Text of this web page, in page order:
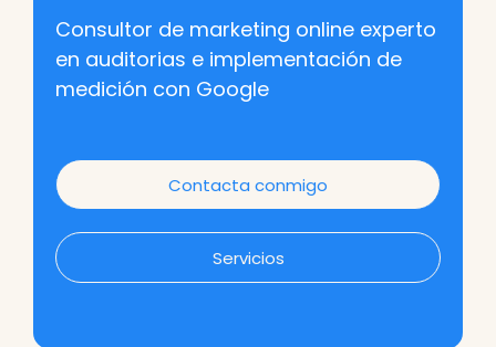
Consultor de marketing online experto
en auditorias e implementación de
medición con Google
Contacta conmigo
Servicios